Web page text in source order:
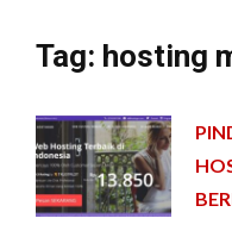
Tag: hosting